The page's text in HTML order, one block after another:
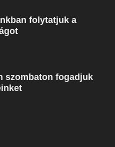
folytatjuk a
szombaton fogadjuk